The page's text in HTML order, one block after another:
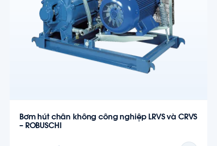
Bơm hút chân không công nghiệp LRVS và CRVS
– ROBUSCHI